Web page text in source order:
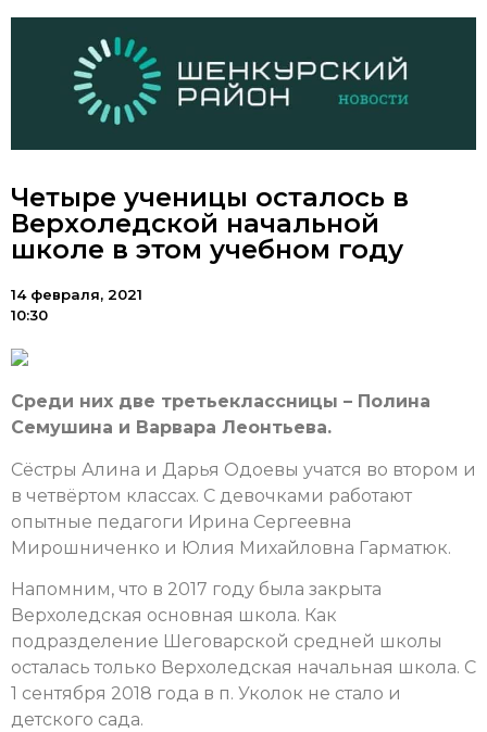
Четыре ученицы осталось в
Верхоледской начальной
школе в этом учебном году
14 февраля, 2021
10:30
Среди них две третьеклассницы – Полина
Семушина и Варвара Леонтьева.
Сёстры Алина и Дарья Одоевы учатся во втором и
в четвёртом классах. С девочками работают
опытные педагоги Ирина Сергеевна
Мирошниченко и Юлия Михайловна Гарматюк.
Напомним, что в 2017 году была закрыта
Верхоледская основная школа. Как
подразделение Шеговарской средней школы
осталась только Верхоледская начальная школа. С
1 сентября 2018 года в п. Уколок не стало и
детского сада.